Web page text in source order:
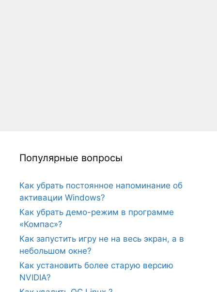
Популярные вопросы
Как убрать постоянное напоминание об
активации Windows?
Как убрать демо-режим в программе
«Компас»?
Как запустить игру не на весь экран, а в
небольшом окне?
Как установить более старую версию
NVIDIA?